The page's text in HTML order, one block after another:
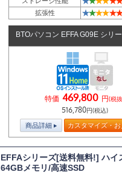
拡張性 ★★★★★★
BTOパソコン EFFA G09E シリ
特価 469,800 円(税
516,780円(税込)
商品詳細 カスタマイズ・
EFFAシリーズ[送料無料!] ハイ
64GBメモリ/高速SSD